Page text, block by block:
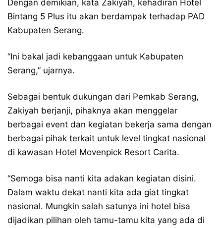
Dengan demikian, kata Zakiyah, kehadiran Hotel
Bintang 5 Plus itu akan berdampak terhadap PAD
Kabupaten Serang.
“Ini bakal jadi kebanggaan untuk Kabupaten
Serang,” ujarnya.
Sebagai bentuk dukungan dari Pemkab Serang,
Zakiyah berjanji, pihaknya akan menggelar
berbagai event dan kegiatan bekerja sama dengan
berbagai pihak terkait untuk level tingkat nasional
di kawasan Hotel Movenpick Resort Carita.
“Semoga bisa nanti kita adakan kegiatan disini.
Dalam waktu dekat nanti kita ada giat tingkat
nasional. Mungkin salah satunya ini hotel bisa
dijadikan pilihan oleh tamu-tamu kita yang ada di